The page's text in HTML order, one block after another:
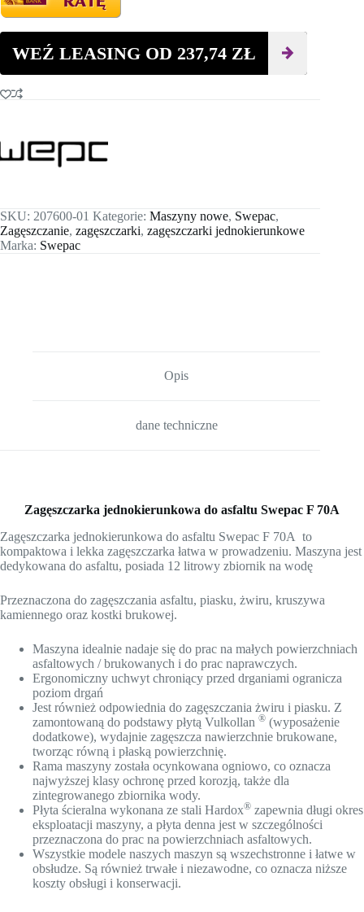
70A
WEŹ LEASING OD 237,74 ZŁ
SKU: 207600-01 Kategorie: Maszyny nowe, Swepac,
Zagęszczanie, zagęszczarki, zagęszczarki jednokierunkowe
Marka: Swepac
Opis
dane techniczne
Zagęszczarka jednokierunkowa do asfaltu Swepac F 70A
Zagęszczarka jednokierunkowa do asfaltu Swepac F 70A to
kompaktowa i lekka zagęszczarka łatwa w prowadzeniu. Maszyna jest
dedykowana do asfaltu, posiada 12 litrowy zbiornik na wodę
Przeznaczona do zagęszczania asfaltu, piasku, żwiru, kruszywa
kamiennego oraz kostki brukowej.
Maszyna idealnie nadaje się do prac na małych powierzchniach
asfaltowych / brukowanych i do prac naprawczych.
Ergonomiczny uchwyt chroniący przed drganiami ogranicza
poziom drgań
Jest również odpowiednia do zagęszczania żwiru i piasku. Z
zamontowaną do podstawy płytą Vulkollan ® (wyposażenie
dodatkowe), wydajnie zagęszcza nawierzchnie brukowane,
tworząc równą i płaską powierzchnię.
Rama maszyny została ocynkowana ogniowo, co oznacza
najwyższej klasy ochronę przed korozją, także dla
zintegrowanego zbiornika wody.
Płyta ścieralna wykonana ze stali Hardox® zapewnia długi okres
eksploatacji maszyny, a płyta denna jest w szczególności
przeznaczona do prac na powierzchniach asfaltowych.
Wszystkie modele naszych maszyn są wszechstronne i łatwe w
obsłudze. Są również trwałe i niezawodne, co oznacza niższe
koszty obsługi i konserwacji.